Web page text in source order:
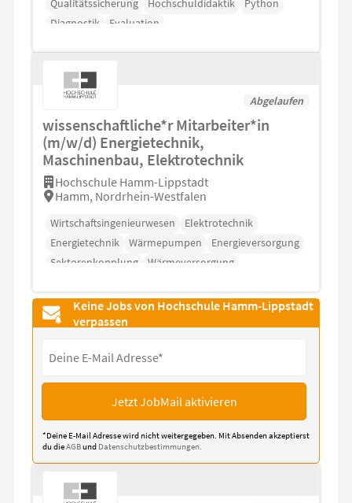
Qualitätssicherung
Hochschuldidaktik
Python
Diagnostik
Evaluation
Abgelaufen
wissenschaftliche*r Mitarbeiter*in
(m/w/d) Energietechnik,
Maschinenbau, Elektrotechnik
Hochschule Hamm-Lippstadt
Hamm, Nordrhein-Westfalen
Wirtschaftsingenieurwesen
Elektrotechnik
Energietechnik
Wärmepumpen
Energieversorgung
Sektorenkopplung
Wärmeversorgung
Keine Jobs von Hochschule Hamm-Lippstadt
verpassen
Jetzt JobMail aktivieren
*Deine E-Mail Adresse wird nicht weitergegeben. Mit Absenden akzeptierst
du dieAGBund Datenschutzbestimmungen.